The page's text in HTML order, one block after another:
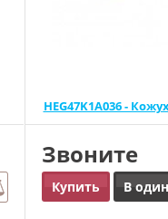
HEG47K1A036 -
Звоните
Купить В